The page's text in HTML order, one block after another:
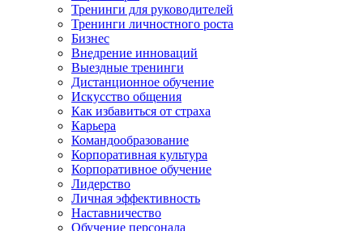
Тренинги для руководителей
Тренинги личностного роста
Бизнес
Внедрение инноваций
Выездные тренинги
Дистанционное обучение
Искусство общения
Как избавиться от страха
Карьера
Командообразование
Корпоративная культура
Корпоративное обучение
Лидерство
Личная эффективность
Наставничество
Обучение персонала